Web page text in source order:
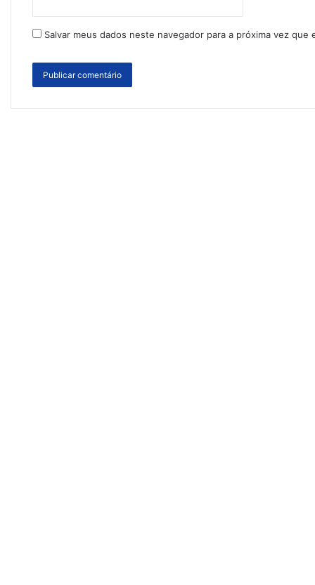
Salvar meus dados neste navegador para a próxima vez que